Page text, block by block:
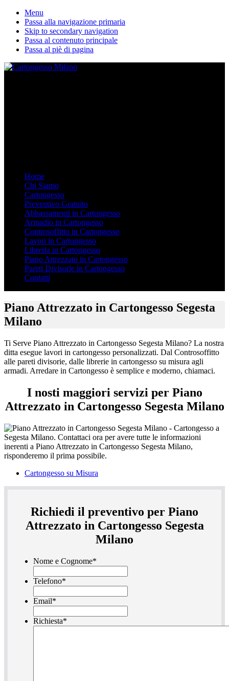
Menu
Passa alla navigazione primaria
Skip to secondary navigation
Passa al contenuto principale
Passa al piè di pagina
Home
Chi Siamo
Cartongesso
Preventivo Gratuito
Abbassamenti in Cartongesso
Armadio in Cartongesso
Controsoffitto in Cartongesso
Lavori in Cartongesso
Libreria in Cartongesso
Piano Attrezzato in Cartongesso
Pareti Divisorie in Cartongesso
Contatti
Piano Attrezzato in Cartongesso Segesta
Milano
Ti Serve Piano Attrezzato in Cartongesso Segesta Milano? La nostra
ditta esegue lavori in cartongesso personalizzati. Dal Controsoffitto
alle pareti divisorie, dalle librerie in cartongesso su misura agli
armadi. Arredare in Cartongesso è semplice e moderno, chiamaci.
I nosti maggiori servizi per Piano
Attrezzato in Cartongesso Segesta Milano
Cartongesso su Misura
Richiedi il preventivo per Piano
Attrezzato in Cartongesso Segesta
Milano
Nome e Cognome*
Telefono*
Email*
Richiesta*